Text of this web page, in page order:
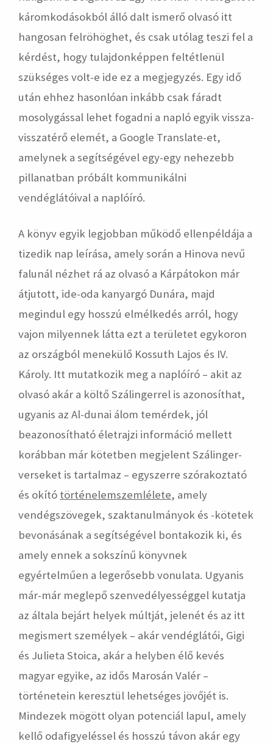
káromkodásokból álló dalt ismerő olvasó itt
hangosan felröhöghet, és csak utólag teszi fel a
kérdést, hogy tulajdonképpen feltétlenül
szükséges volt-e ide ez a megjegyzés. Egy idő
után ehhez hasonlóan inkább csak fáradt
mosolygással lehet fogadni a napló egyik vissza-
visszatérő elemét, a Google Translate-et,
amelynek a segítségével egy-egy nehezebb
pillanatban próbált kommunikálni
vendéglátóival a naplóíró.
A könyv egyik legjobban működő ellenpéldája a
tizedik nap leírása, amely során a Hinova nevű
falunál nézhet rá az olvasó a Kárpátokon már
átjutott, ide-oda kanyargó Dunára, majd
megindul egy hosszú elmélkedés arról, hogy
vajon milyennek látta ezt a területet egykoron
az országból menekülő Kossuth Lajos és IV.
Károly. Itt mutatkozik meg a naplóíró – akit az
olvasó akár a költő Szálingerrel is azonosíthat,
ugyanis az Al-dunai álom temérdek, jól
beazonosítható életrajzi információ mellett
korábban már kötetben megjelent Szálinger-
verseket is tartalmaz – egyszerre szórakoztató
és okító történelemszemlélete, amely
vendégszövegek, szaktanulmányok és -kötetek
bevonásának a segítségével bontakozik ki, és
amely ennek a sokszínű könyvnek
egyértelműen a legerősebb vonulata. Ugyanis
már-már meglepő szenvedélyességgel kutatja
az általa bejárt helyek múltját, jelenét és az itt
megismert személyek – akár vendéglátói, Gigi
és Julieta Stoica, akár a helyben élő kevés
magyar egyike, az idős Marosán Valér –
történetein keresztül lehetséges jövőjét is.
Mindezek mögött olyan potenciál lapul, amely
kellő odafigyeléssel és hosszú távon akár egy